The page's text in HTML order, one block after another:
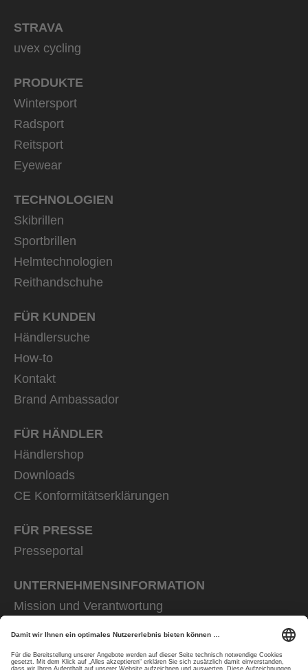
STRAVA
uvex cycling
PRODUKTE
Wintersport
Radsport
Reitsport
Eyewear
TECHNOLOGIEN
Skibrillen
Sportbrillen
Helmtechnologien
Reithandschuhe
FÜR KUNDEN
Händlersuche
How-to
Kontakt
Brand Ambassador
FÜR HÄNDLER
Händlershop
Downloads
CE Konformitätserklärungen
FÜR PRESSE
Presseportal
UNTERNEHMENS­INFORMATION
Mission und Verantwortung